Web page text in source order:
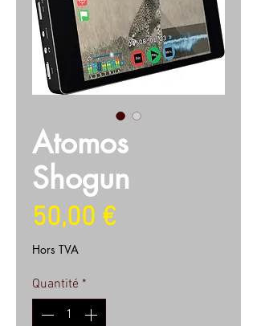
Atomos
Shogun
50,00 €Prix
Hors TVA
Quantité *